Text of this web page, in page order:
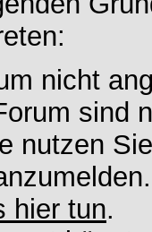
nicht
sind
nutzen
hier tun.